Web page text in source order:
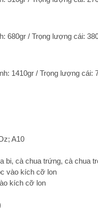
680gr / Trọng lượng cái:
1410gr / Trọng lượng
A10
bi, cà chua trứng, cà chua
vào kích cỡ lon
kích cỡ lon